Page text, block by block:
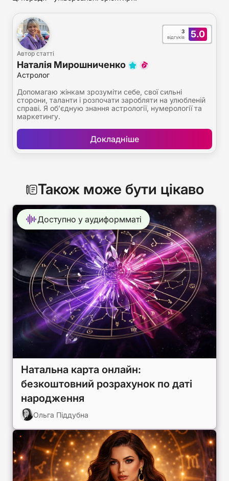
Автор статті
Наталія Мирошниченко
Астролог
5.0
3
відгуків
Докладніше
Допомагаю жінкам зрозуміти себе, свої сильні
сторони, таланти і розпочати заробляти на улюбленій
справі. Я об’єдную знання астрології, нумерології та
маркетингу.
Також може бути цікаво
Доступно у аудиформматі
Натальна карта онлайн:
безкоштовний розрахунок по даті
народження
Ольга Піддубна